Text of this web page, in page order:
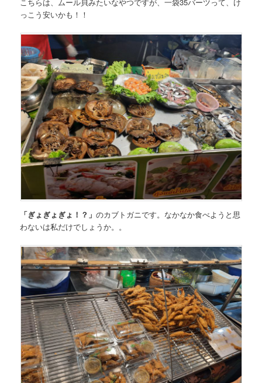
っこう安いかも！！
「ぎょぎょぎょ！？」のカブトガニです。なかなか食べようと思
わないは私だけでしょうか。。